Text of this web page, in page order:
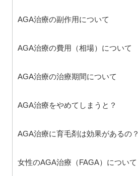
AGA治療の副作用について
AGA治療の費用（相場）について
AGA治療の治療期間について
AGA治療をやめてしまうと？
AGA治療に育毛剤は効果があるの？
女性のAGA治療（FAGA）について